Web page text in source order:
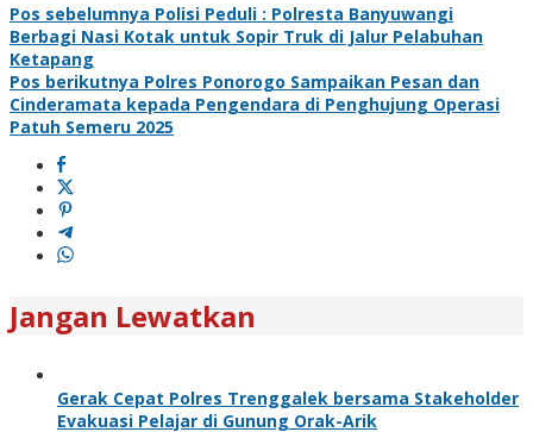
Pos sebelumnya Polisi Peduli : Polresta Banyuwangi
Berbagi Nasi Kotak untuk Sopir Truk di Jalur Pelabuhan
Ketapang
Pos berikutnya Polres Ponorogo Sampaikan Pesan dan
Cinderamata kepada Pengendara di Penghujung Operasi
Patuh Semeru 2025
Jangan Lewatkan
Gerak Cepat Polres Trenggalek bersama Stakeholder
Evakuasi Pelajar di Gunung Orak-Arik